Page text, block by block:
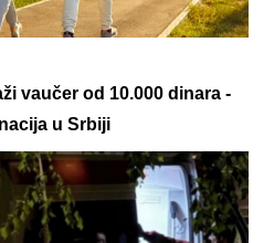
vaučer od 10.000 dinara -
u Srbiji